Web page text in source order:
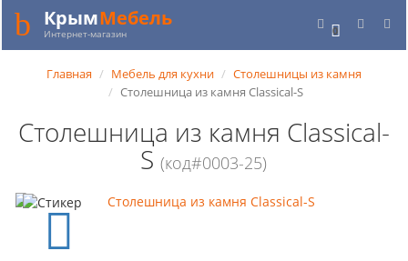
0
КрымМебель
Интернет-магазин
Главная Мебель для кухни
Столешницы из камня
Столешница из камня Classical-S
Столешница из камня Classical-
S(код#0003-25)